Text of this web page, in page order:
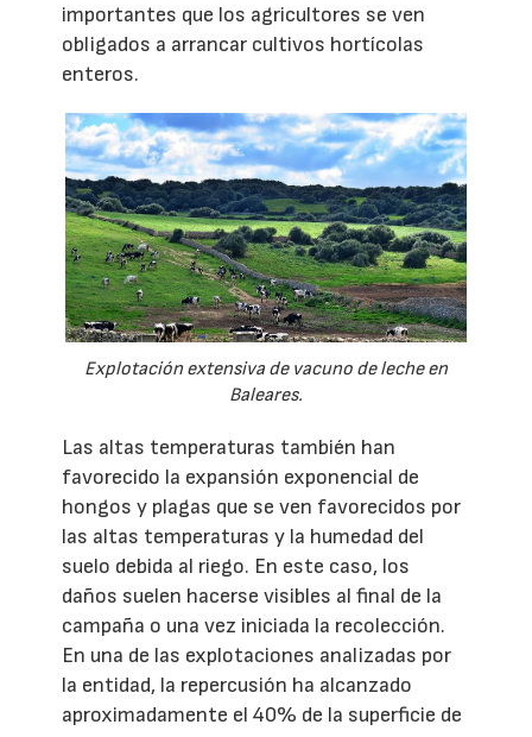
importantes que los agricultores se ven
obligados a arrancar cultivos hortícolas
enteros.
Explotación extensiva de vacuno de leche en
Baleares.
Las altas temperaturas también han
favorecido la expansión exponencial de
hongos y plagas que se ven favorecidos por
las altas temperaturas y la humedad del
suelo debida al riego. En este caso, los
daños suelen hacerse visibles al final de la
campaña o una vez iniciada la recolección.
En una de las explotaciones analizadas por
la entidad, la repercusión ha alcanzado
aproximadamente el 40% de la superficie de